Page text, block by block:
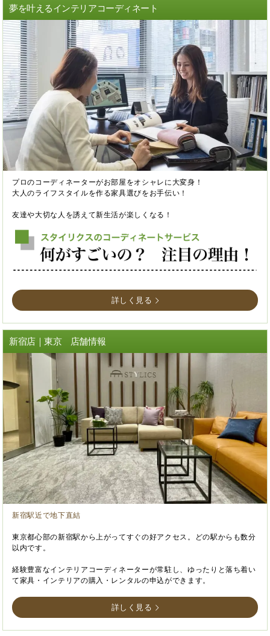
夢を叶えるインテリアコーディネート
プロのコーディネーターがお部屋をオシャレに大変身！
大人のライフスタイルを作る家具選びをお手伝い！
友達や大切な人を誘えて新生活が楽しくなる！
詳しく見る
新宿店｜東京 店舗情報
新宿駅近で地下直結
東京都心部の新宿駅から上がってすぐの好アクセス。どの駅からも数分
以内です。
経験豊富なインテリアコーディネーターが常駐し、ゆったりと落ち着い
て家具・インテリアの購入・レンタルの申込ができます。
詳しく見る